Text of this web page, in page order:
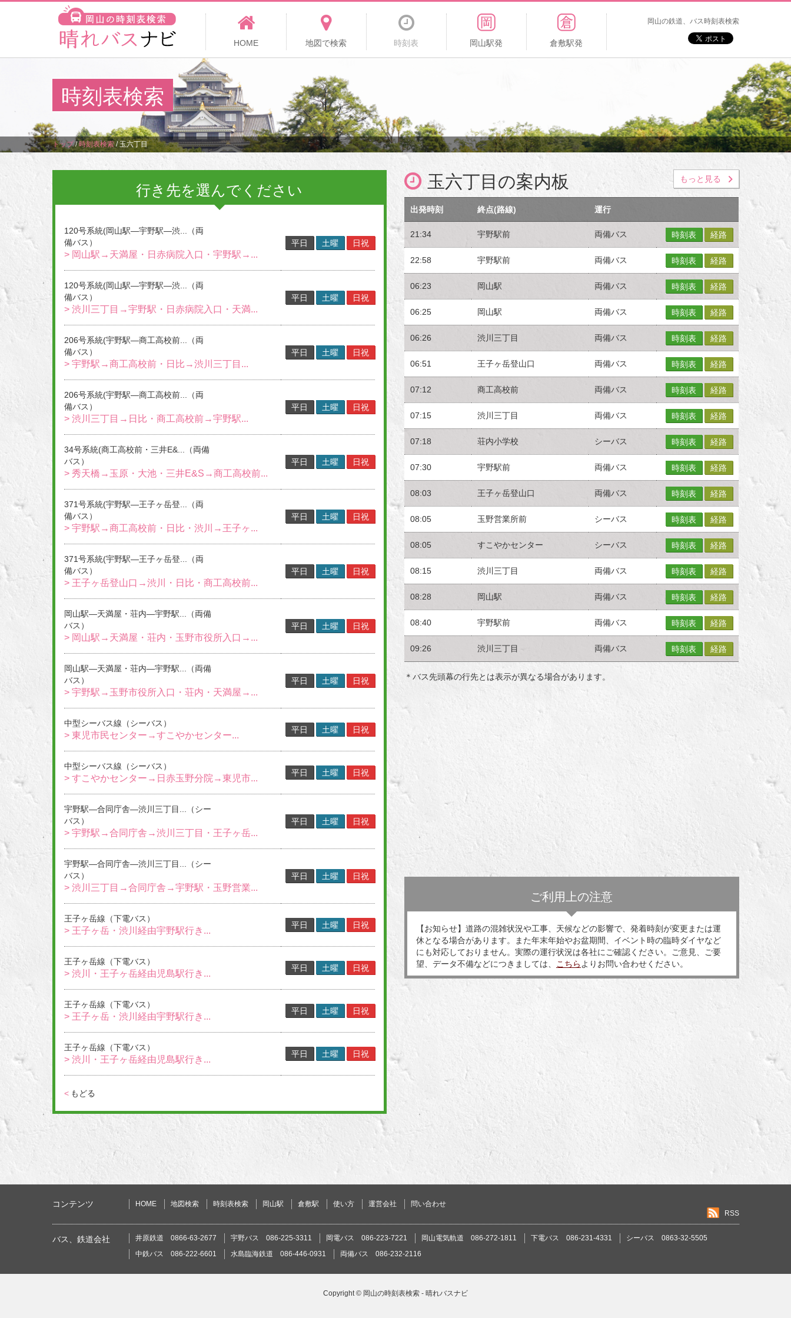
HOME 地図で検索 時刻表 岡山駅発 倉敷駅発
岡山の鉄道、バス時刻表検索
時刻表検索
トップ/時刻表検索/玉六丁目
行き先を選んでください
120号系統(岡山駅―宇野駅―渋...（両
備バス）
> 岡山駅→天満屋・日赤病院入口・宇野駅→...
平日 土曜 日祝
120号系統(岡山駅―宇野駅―渋...（両
備バス）
> 渋川三丁目→宇野駅・日赤病院入口・天満...
平日 土曜 日祝
206号系統(宇野駅―商工高校前...（両
備バス）
> 宇野駅→商工高校前・日比→渋川三丁目...
平日 土曜 日祝
206号系統(宇野駅―商工高校前...（両
備バス）
> 渋川三丁目→日比・商工高校前→宇野駅...
平日 土曜 日祝
34号系統(商工高校前・三井E&...（両備
バス）
> 秀天橋→玉原・大池・三井E&S→商工高校前...
平日 土曜 日祝
371号系統(宇野駅―王子ヶ岳登...（両
備バス）
> 宇野駅→商工高校前・日比・渋川→王子ヶ...
平日 土曜 日祝
371号系統(宇野駅―王子ヶ岳登...（両
備バス）
> 王子ヶ岳登山口→渋川・日比・商工高校前...
平日 土曜 日祝
岡山駅―天満屋・荘内―宇野駅...（両備
バス）
> 岡山駅→天満屋・荘内・玉野市役所入口→...
平日 土曜 日祝
岡山駅―天満屋・荘内―宇野駅...（両備
バス）
> 宇野駅→玉野市役所入口・荘内・天満屋→...
平日 土曜 日祝
中型シーバス線（シーバス）
> 東児市民センター→すこやかセンター...
平日 土曜 日祝
中型シーバス線（シーバス）
> すこやかセンター→日赤玉野分院→東児市...
平日 土曜 日祝
宇野駅―合同庁舎―渋川三丁目...（シー
バス）
> 宇野駅→合同庁舎→渋川三丁目・王子ヶ岳...
平日 土曜 日祝
宇野駅―合同庁舎―渋川三丁目...（シー
バス）
> 渋川三丁目→合同庁舎→宇野駅・玉野営業...
平日 土曜 日祝
王子ヶ岳線（下電バス）
> 王子ヶ岳・渋川経由宇野駅行き...
平日 土曜 日祝
王子ヶ岳線（下電バス）
> 渋川・王子ヶ岳経由児島駅行き...
平日 土曜 日祝
王子ヶ岳線（下電バス）
> 王子ヶ岳・渋川経由宇野駅行き...
平日 土曜 日祝
王子ヶ岳線（下電バス）
> 渋川・王子ヶ岳経由児島駅行き...
平日 土曜 日祝
< もどる
玉六丁目の案内板 もっと見る
出発時刻 終点(路線) 運行
21:34 宇野駅前 両備バス 時刻表 経路
22:58 宇野駅前 両備バス 時刻表 経路
06:23 岡山駅 両備バス 時刻表 経路
06:25 岡山駅 両備バス 時刻表 経路
06:26 渋川三丁目 両備バス 時刻表 経路
06:51 王子ヶ岳登山口 両備バス 時刻表 経路
07:12 商工高校前 両備バス 時刻表 経路
07:15 渋川三丁目 両備バス 時刻表 経路
07:18 荘内小学校 シーバス 時刻表 経路
07:30 宇野駅前 両備バス 時刻表 経路
08:03 王子ヶ岳登山口 両備バス 時刻表 経路
08:05 玉野営業所前 シーバス 時刻表 経路
08:05 すこやかセンター シーバス 時刻表 経路
08:15 渋川三丁目 両備バス 時刻表 経路
08:28 岡山駅 両備バス 時刻表 経路
08:40 宇野駅前 両備バス 時刻表 経路
09:26 渋川三丁目 両備バス 時刻表 経路
＊バス先頭幕の行先とは表示が異なる場合があります。
ご利用上の注意
【お知らせ】道路の混雑状況や工事、天候などの影響で、発着時刻が変更または運
休となる場合があります。また年末年始やお盆期間、イベント時の臨時ダイヤなど
にも対応しておりません。実際の運行状況は各社にご確認ください。ご意見、ご要
望、データ不備などにつきましては、
こちら よりお問い合わせください。
コンテンツ HOME 地図検索 時刻表検索 岡山駅 倉敷駅 使い方 運営会社
問い合わせ
RSS
バス、鉄道会社 井原鉄道 0866-63-2677 宇野バス 086-225-3311 岡電バス 086-223-7221 岡山電気軌道 086-272-1811 下電バス 086-231-4331
シーバス 0863-32-5505
中鉄バス 086-222-6601
水島臨海鉄道 086-446-0931 両備バス 086-232-2116
Copyright © 岡山の時刻表検索 - 晴れバスナビ